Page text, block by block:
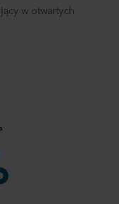
w otwartych